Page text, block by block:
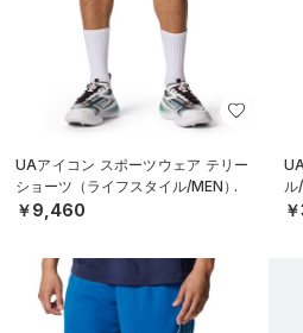
UAアイコン スポーツウェア テリー
ショーツ（ライフスタイル/MEN）
￥9,460
ル